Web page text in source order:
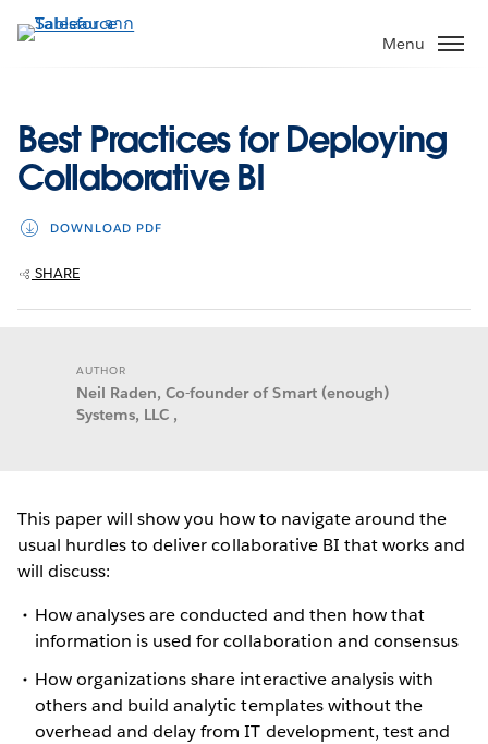
ไป
Menu
Best Practices for Deploying
Collaborative BI
DOWNLOAD PDF
SHARE
AUTHOR
Neil Raden, Co-founder of Smart (enough)
Systems, LLC ,
This paper will show you how to navigate around the
usual hurdles to deliver collaborative BI that works and
will discuss:
How analyses are conducted and then how that
information is used for collaboration and consensus
How organizations share interactive analysis with
others and build analytic templates without the
overhead and delay from IT development, test and